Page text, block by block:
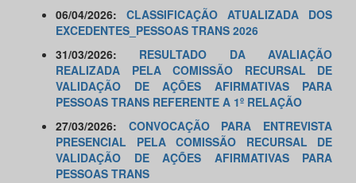
06/04/2026: CLASSIFICAÇÃO ATUALIZADA DOS
EXCEDENTES_PESSOAS TRANS 2026​
31/03/2026: RESULTADO DA AVALIAÇÃO
REALIZADA PELA COMISSÃO RECURSAL DE
VALIDAÇÃO DE AÇÕES AFIRMATIVAS PARA
PESSOAS TRANS REFERENTE A 1º RELAÇÃO
27/03/2026: CONVOCAÇÃO PARA ENTREVISTA
PRESENCIAL PELA COMISSÃO RECURSAL DE
VALIDAÇÃO DE AÇÕES AFIRMATIVAS PARA
PESSOAS TRANS